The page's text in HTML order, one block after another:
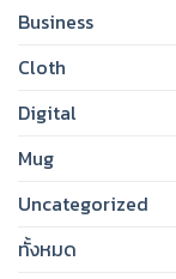
Business
Cloth
Digital
Mug
Uncategorized
ทั้งหมด